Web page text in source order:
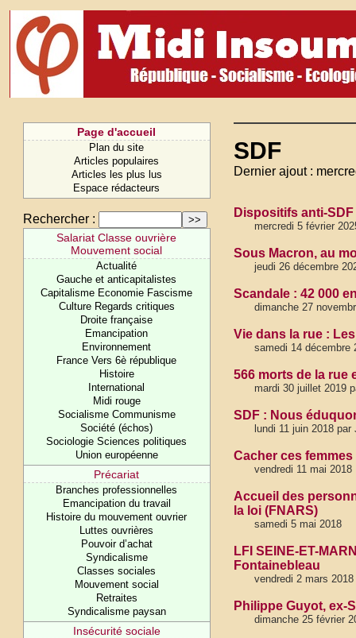
Page d'accueil
Plan du site
Articles populaires
Articles les plus lus
Espace rédacteurs
Rechercher :
Salariat Classe ouvrière
Mouvement social
Actualité
Gauche et anticapitalistes
Capitalisme Economie Fascisme
Culture Regards critiques
Droite française
Emancipation
Environnement
France Vers 6è république
Histoire
International
Midi rouge
Socialisme Communisme
Société (échos)
Sociologie Sciences politiques
Union européenne
Précariat
Branches professionnelles
Emancipation du travail
Histoire du mouvement ouvrier
Luttes ouvrières
Pouvoir d’achat
Syndicalisme
Classes sociales
Mouvement social
Retraites
Syndicalisme paysan
Insécurité sociale
SDF
Dernier ajout :
Dispositifs anti-
mercredi 5 février
Sous Macron, au
jeudi 26 décembre
Scandale : 42 000
dimanche 27
Vie dans la rue :
samedi 14 décembre
566 morts de la rue
mardi 30 juillet 2019
SDF : Nous
lundi 11 juin 2018
Cacher ces
vendredi 11 mai 2018
Accueil des
la loi (FNARS)
samedi 5 mai 2018
LFI SEINE-ET-
Fontainebleau
vendredi 2 mars 2018
Philippe Guyot, ex-
dimanche 25 février